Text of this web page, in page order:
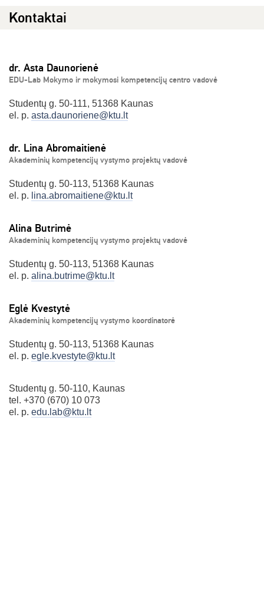
Kontaktai
dr. Asta Daunorienė
EDU-Lab Mokymo ir mokymosi kompetencijų centro vadovė
Studentų g. 50-111, 51368 Kaunas
el. p. asta.daunoriene@ktu.lt
dr. Lina Abromaitienė
Akademinių kompetencijų vystymo projektų vadovė
Studentų g. 50-113, 51368 Kaunas
el. p. lina.abromaitiene@ktu.lt
Alina Butrimė
Akademinių kompetencijų vystymo projektų vadovė
Studentų g. 50-113, 51368 Kaunas
el. p. alina.butrime@ktu.lt
Eglė Kvestytė
Akademinių kompetencijų vystymo koordinatorė
Studentų g. 50-113, 51368 Kaunas
el. p. egle.kvestyte@ktu.lt
Studentų g. 50-110, Kaunas
tel. +370 (670) 10 073
el. p. edu.lab@ktu.lt